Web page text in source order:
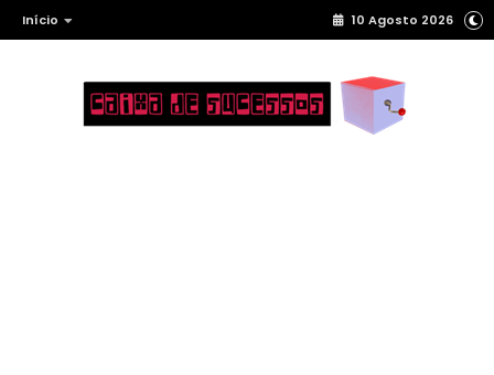
Início 10 Agosto 2026